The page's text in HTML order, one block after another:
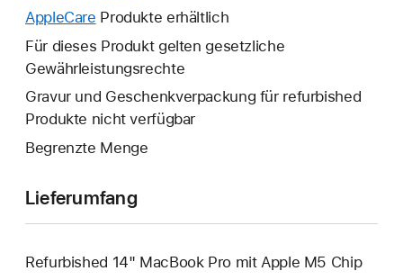
geöffnet.
neues
wird
geöffnet.
AppleCare Ein
neues
Fenster
geöffnet.
Produkte erhältlich
Für dieses Produkt gelten gesetzliche
Gewährleistungsrechte
Gravur und Geschenkverpackung für refurbished
Produkte nicht verfügbar
Begrenzte Menge
Lieferumfang
Refurbished 14" MacBook Pro mit Apple M5 Chip